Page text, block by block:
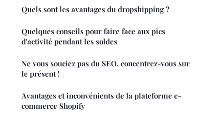
Quels sont les avantages du dropshipping ?
Quelques conseils pour faire face aux pics
d'activité pendant les soldes
Ne vous souciez pas du SEO, concentrez-vous sur
le présent !
Avantages et inconvénients de la plateforme e-
commerce Shopify